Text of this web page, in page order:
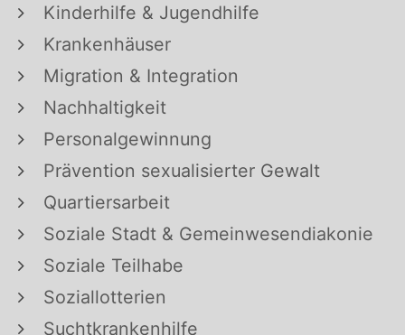
Kinderhilfe & Jugendhilfe
Krankenhäuser
Migration & Integration
Nachhaltigkeit
Personalgewinnung
Prävention sexualisierter Gewalt
Quartiersarbeit
Soziale Stadt & Gemeinwesendiakonie
Soziale Teilhabe
Soziallotterien
Suchtkrankenhilfe